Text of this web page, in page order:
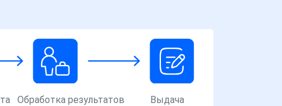
Обработка результатов
Выдача